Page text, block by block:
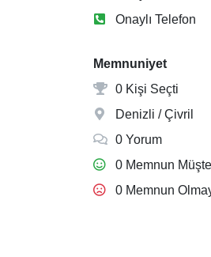
Onaylı Telefon
Memnuniyet
0 Kişi Seçti
Denizli / Çivril
0 Yorum
0 Memnun
0 Memnun